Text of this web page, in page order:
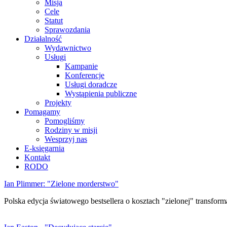
Misja
Cele
Statut
Sprawozdania
Działalność
Wydawnictwo
Usługi
Kampanie
Konferencje
Usługi doradcze
Wystąpienia publiczne
Projekty
Pomagamy
Pomogliśmy
Rodziny w misji
Wesprzyj nas
E-księgarnia
Kontakt
RODO
Ian Plimmer: "Zielone morderstwo"
Polska edycja światowego bestsellera o kosztach "zielonej"